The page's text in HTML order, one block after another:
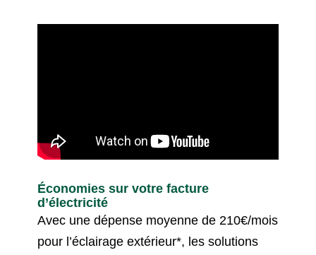
Économies sur votre facture
d’électricité
Avec une dépense moyenne de 210€/mois
pour l’éclairage extérieur*, les solutions